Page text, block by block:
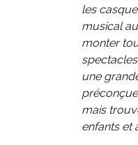
les
musical
monter
une
mais
enfants et